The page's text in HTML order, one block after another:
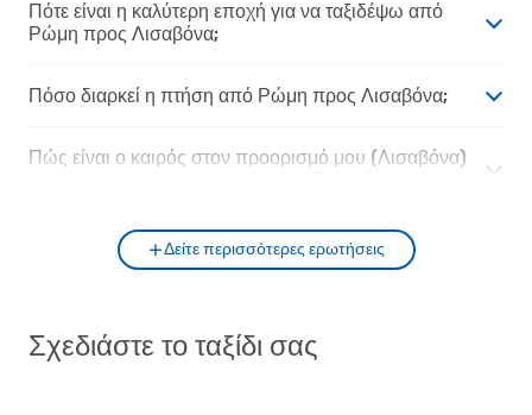
Πότε είναι η καλύτερη εποχή για να ταξιδέψω από
Ρώμη προς Λισαβόνα;
Πόσο διαρκεί η πτήση από Ρώμη προς Λισαβόνα;
Πώς είναι ο καιρός στον προορισμό μου (Λισαβόνα)
Δείτε περισσότερες ερωτήσεις
Σχεδιάστε το ταξίδι σας